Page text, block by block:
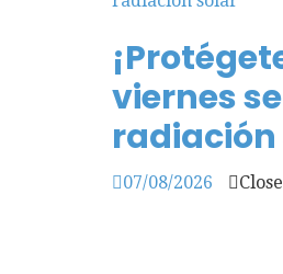
viernes
07/08/2026